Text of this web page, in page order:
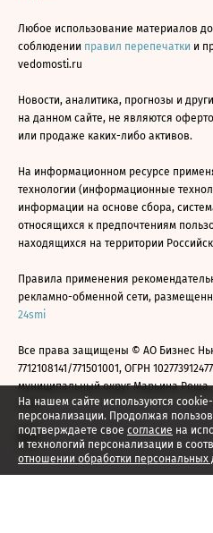
На нашем сайте используются
персонализации. Продолжая
подтверждаете свое согласие на
и технологий персонализации в
отношении обработки персональных
Любое использование материалов
соблюдении правил перепечатки и
vedomosti.ru
Новости, аналитика, прогнозы и
на данном сайте, не являются
или продаже каких-либо активов.
На информационном ресурсе
технологии (информационные
информации на основе сбора,
относящихся к предпочтениям
находящихся на территории
Правила применения
рекламно-обменной сети,
24smi
Все права защищены © АО Бизнес
7712108141/771501001, ОГРН
муниципальный округ Марьина Роща,
2026